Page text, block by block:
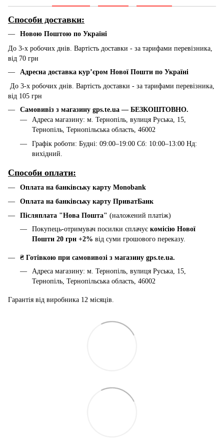
Способи доставки:
Новою Поштою по Україні
До 3-х робочих днів. Вартість доставки - за тарифами перевізника,
від 70 грн
Адресна доставка курʼєром Нової Пошти по Україні
До 3-х робочих днів. Вартість доставки - за тарифами перевізника,
від 105 грн
Самовивіз з магазину gps.te.ua — БЕЗКОШТОВНО.
Адреса магазину: м. Тернопіль, вулиця Руська, 15,
Тернопіль, Тернопільська область, 46002
Графік роботи: Будні: 09:00–19:00 Сб: 10:00–13:00 Нд:
вихідний.
Способи оплати:
Оплата на банківську карту Monobank
Оплата на банківську карту ПриватБанк
Післяплата "Нова Пошта" (наложений платіж)
Покупець-отримувач посилки сплачує комісію Нової
Пошти 20 грн +2% від суми грошового переказу.
₴ Готівкою при самовивозі з магазину gps.te.ua.
Адреса магазину: м. Тернопіль, вулиця Руська, 15,
Тернопіль, Тернопільська область, 46002
Гарантія від виробника 12 місяців.